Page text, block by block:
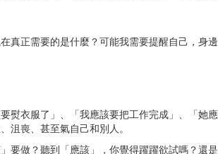
正需要的是什麼？可能我需要提醒自己，身
衣服了」、「我應該要把工作完成」、「她
沮喪、甚至氣自己和別人。
做？聽到「應該」，你覺得躍躍欲試嗎？還